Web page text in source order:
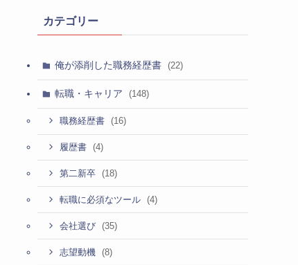
カテゴリー
俺が添削した職務経歴書 (22)
転職・キャリア (148)
職務経歴書 (16)
履歴書 (4)
第二新卒 (18)
転職に必須なツール (4)
会社選び (35)
志望動機 (8)